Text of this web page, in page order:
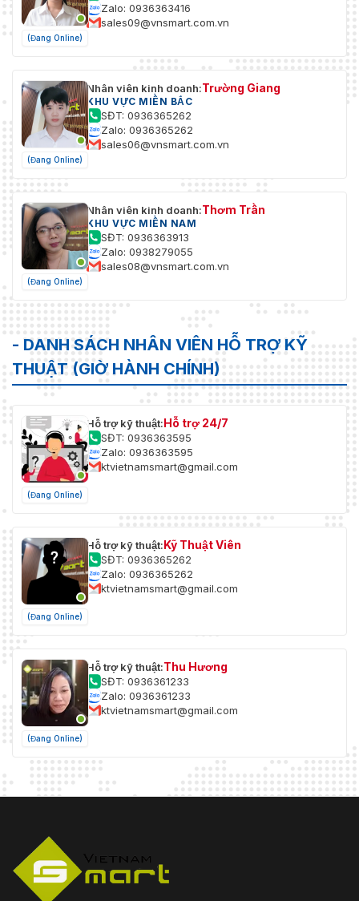
(Đang Online)
Zalo: 0936363416
sales09@vnsmart.com.vn
(Đang Online)
Nhân viên kinh doanh:Trường Giang
KHU VỰC MIỀN BẮC
SĐT: 0936365262
Zalo: 0936365262
sales06@vnsmart.com.vn
(Đang Online)
Nhân viên kinh doanh:Thơm Trần
KHU VỰC MIỀN NAM
SĐT: 0936363913
Zalo: 0938279055
sales08@vnsmart.com.vn
- DANH SÁCH NHÂN VIÊN HỖ TRỢ KỸ
THUẬT (GIỜ HÀNH CHÍNH)
(Đang Online)
Hỗ trợ kỹ thuật:Hỗ trợ 24/7
SĐT: 0936363595
Zalo: 0936363595
ktvietnamsmart@gmail.com
(Đang Online)
Hỗ trợ kỹ thuật:Kỹ Thuật Viên
SĐT: 0936365262
Zalo: 0936365262
ktvietnamsmart@gmail.com
(Đang Online)
Hỗ trợ kỹ thuật:Thu Hương
SĐT: 0936361233
Zalo: 0936361233
ktvietnamsmart@gmail.com